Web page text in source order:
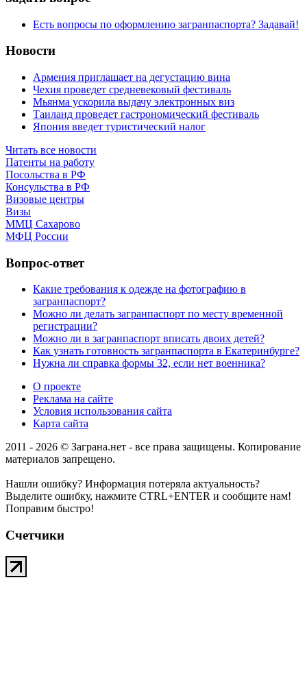
Есть вопросы по оформлению загранпаспорта? Задавай!
Новости
Армения приглашает на дегустацию вина
Чехия проведет средневековый фестиваль
Мьянма ускорила выдачу электронных виз
Таиланд проведет гастрономический фестиваль
Япония введет туристический налог
Читать все новости
Патенты на работу
Посольства в РФ
Консульства в РФ
Визовые центры
Визы
ММЦ Сахарово
МФЦ России
Вопрос-ответ
Какие требования к одежде на фотографию в
загранпаспорт?
Можно ли делать загранпаспорт по месту временной
регистрации?
Можно ли в загранпаспорт вписать двоих детей?
Как узнать готовность загранпаспорта в Екатеринбурге?
Нужна ли справка формы 32, если нет военника?
О проекте
Реклама на сайте
Условия использования сайта
Карта сайта
2011 - 2026 © Заграна.нет - все права защищены. Копирование
материалов запрещено.
Нашли ошибку? Информация потеряла актуальность?
Выделите ошибку, нажмите CTRL+ENTER и сообщите нам!
Поправим быстро!
Счетчики